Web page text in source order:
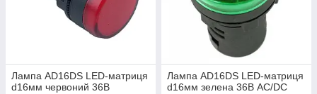
Лампа AD16DS LED-матриця
d16мм червоний 36В
Лампа AD16DS LED-матриця
d16мм зелена 36В AC/DC